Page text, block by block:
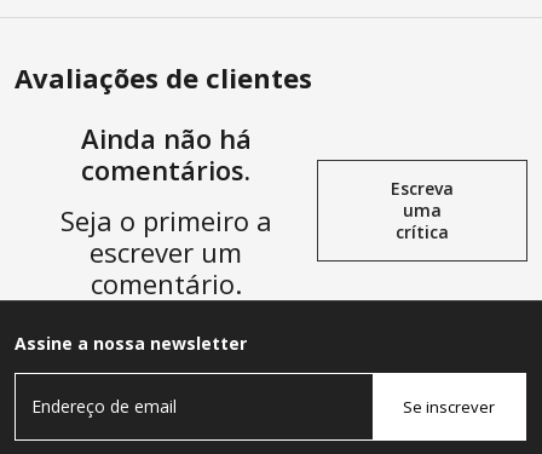
Avaliações de clientes
Ainda não há
comentários.
Seja o primeiro a
escrever um
comentário.
Escreva
uma
crítica
Assine a nossa newsletter
Se inscrever